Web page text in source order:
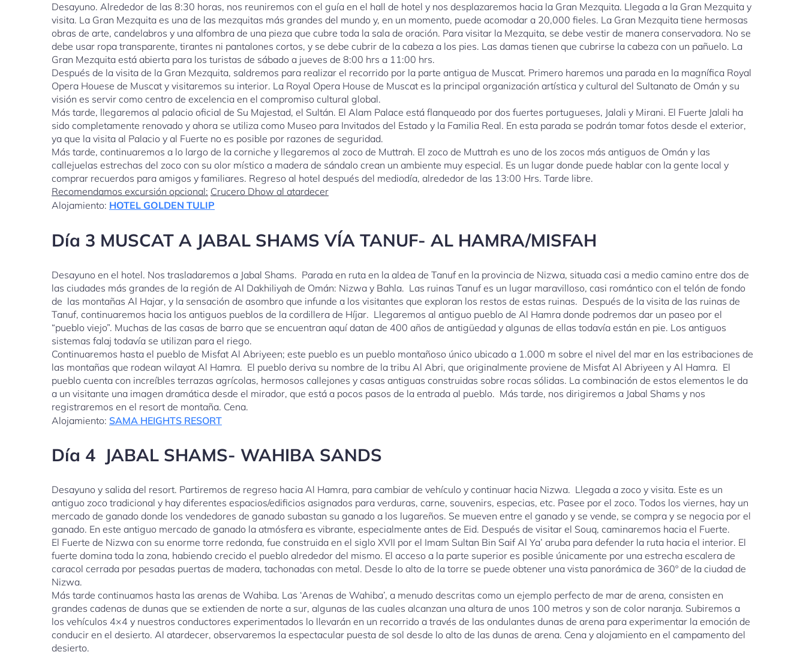
Desayuno. Alrededor de las 8:30 horas, nos reuniremos con el guía en el hall de hotel y nos desplazaremos hacia la Gran Mezquita. Llegada a la Gran Mezquita y
visita. La Gran Mezquita es una de las mezquitas más grandes del mundo y, en un momento, puede acomodar a 20,000 fieles. La Gran Mezquita tiene hermosas
obras de arte, candelabros y una alfombra de una pieza que cubre toda la sala de oración. Para visitar la Mezquita, se debe vestir de manera conservadora. No se
debe usar ropa transparente, tirantes ni pantalones cortos, y se debe cubrir de la cabeza a los pies. Las damas tienen que cubrirse la cabeza con un pañuelo. La
Gran Mezquita está abierta para los turistas de sábado a jueves de 8:00 hrs a 11:00 hrs.
Después de la visita de la Gran Mezquita, saldremos para realizar el recorrido por la parte antigua de Muscat. Primero haremos una parada en la magnífica Royal
Opera Houese de Muscat y visitaremos su interior. La Royal Opera House de Muscat es la principal organización artística y cultural del Sultanato de Omán y su
visión es servir como centro de excelencia en el compromiso cultural global.
Más tarde, llegaremos al palacio oficial de Su Majestad, el Sultán. El Alam Palace está flanqueado por dos fuertes portugueses, Jalali y Mirani. El Fuerte Jalali ha
sido completamente renovado y ahora se utiliza como Museo para Invitados del Estado y la Familia Real. En esta parada se podrán tomar fotos desde el exterior,
ya que la visita al Palacio y al Fuerte no es posible por razones de seguridad.
Más tarde, continuaremos a lo largo de la corniche y llegaremos al zoco de Muttrah. El zoco de Muttrah es uno de los zocos más antiguos de Omán y las
callejuelas estrechas del zoco con su olor místico a madera de sándalo crean un ambiente muy especial. Es un lugar donde puede hablar con la gente local y
comprar recuerdos para amigos y familiares. Regreso al hotel después del mediodía, alrededor de las 13:00 Hrs. Tarde libre.
Recomendamos excursión opcional: Crucero Dhow al atardecer
Alojamiento: HOTEL GOLDEN TULIP
Día 3 MUSCAT A JABAL SHAMS VÍA TANUF- AL HAMRA/MISFAH
Desayuno en el hotel. Nos trasladaremos a Jabal Shams. Parada en ruta en la aldea de Tanuf en la provincia de Nizwa, situada casi a medio camino entre dos de
las ciudades más grandes de la región de Al Dakhiliyah de Omán: Nizwa y Bahla. Las ruinas Tanuf es un lugar maravilloso, casi romántico con el telón de fondo
de las montañas Al Hajar, y la sensación de asombro que infunde a los visitantes que exploran los restos de estas ruinas. Después de la visita de las ruinas de
Tanuf, continuaremos hacia los antiguos pueblos de la cordillera de Híjar. Llegaremos al antiguo pueblo de Al Hamra donde podremos dar un paseo por el
“pueblo viejo”. Muchas de las casas de barro que se encuentran aquí datan de 400 años de antigüedad y algunas de ellas todavía están en pie. Los antiguos
sistemas falaj todavía se utilizan para el riego.
Continuaremos hasta el pueblo de Misfat Al Abriyeen; este pueblo es un pueblo montañoso único ubicado a 1.000 m sobre el nivel del mar en las estribaciones de
las montañas que rodean wilayat Al Hamra. El pueblo deriva su nombre de la tribu Al Abri, que originalmente proviene de Misfat Al Abriyeen y Al Hamra. El
pueblo cuenta con increíbles terrazas agrícolas, hermosos callejones y casas antiguas construidas sobre rocas sólidas. La combinación de estos elementos le da
a un visitante una imagen dramática desde el mirador, que está a pocos pasos de la entrada al pueblo. Más tarde, nos dirigiremos a Jabal Shams y nos
registraremos en el resort de montaña. Cena.
Alojamiento: SAMA HEIGHTS RESORT
Día 4 JABAL SHAMS- WAHIBA SANDS
Desayuno y salida del resort. Partiremos de regreso hacia Al Hamra, para cambiar de vehículo y continuar hacia Nizwa. Llegada a zoco y visita. Este es un
antiguo zoco tradicional y hay diferentes espacios/edificios asignados para verduras, carne, souvenirs, especias, etc. Pasee por el zoco. Todos los viernes, hay un
mercado de ganado donde los vendedores de ganado subastan su ganado a los lugareños. Se mueven entre el ganado y se vende, se compra y se negocia por el
ganado. En este antiguo mercado de ganado la atmósfera es vibrante, especialmente antes de Eid. Después de visitar el Souq, caminaremos hacia el Fuerte.
El Fuerte de Nizwa con su enorme torre redonda, fue construida en el siglo XVII por el Imam Sultan Bin Saif Al Ya’ aruba para defender la ruta hacia el interior. El
fuerte domina toda la zona, habiendo crecido el pueblo alrededor del mismo. El acceso a la parte superior es posible únicamente por una estrecha escalera de
caracol cerrada por pesadas puertas de madera, tachonadas con metal. Desde lo alto de la torre se puede obtener una vista panorámica de 360º de la ciudad de
Nizwa.
Más tarde continuamos hasta las arenas de Wahiba. Las ‘Arenas de Wahiba’, a menudo descritas como un ejemplo perfecto de mar de arena, consisten en
grandes cadenas de dunas que se extienden de norte a sur, algunas de las cuales alcanzan una altura de unos 100 metros y son de color naranja. Subiremos a
los vehículos 4×4 y nuestros conductores experimentados lo llevarán en un recorrido a través de las ondulantes dunas de arena para experimentar la emoción de
conducir en el desierto. Al atardecer, observaremos la espectacular puesta de sol desde lo alto de las dunas de arena. Cena y alojamiento en el campamento del
desierto.